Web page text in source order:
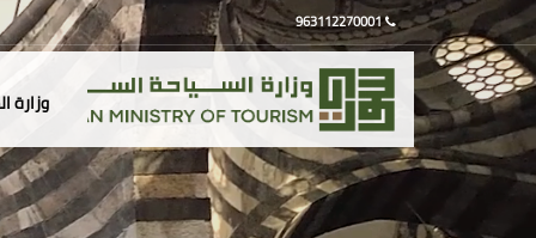
963112270001
وزارة